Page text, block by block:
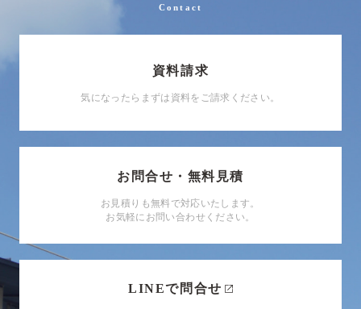
Contact
資料請求
気になったらまずは資料をご請求ください。
お問合せ・無料見積
お見積りも無料で対応いたします。
お気軽にお問い合わせください。
LINEで問合せ